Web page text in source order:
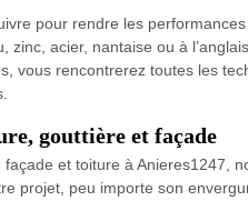
pour rendre les
acier, nantaise ou à
vous rencontrerez toutes les
gouttière et façade
et toiture à Anieres1247,
projet, peu importe son